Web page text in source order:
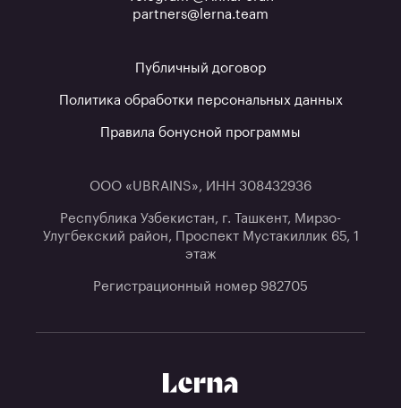
partners@lerna.team
Публичный договор
Политика обработки персональных данных
Правила бонусной программы
ООО «UBRAINS», ИНН 308432936
Республика Узбекистан, г. Ташкент, Мирзо-
Улугбекский район, Проспект Мустакиллик 65, 1
этаж
Регистрационный номер 982705